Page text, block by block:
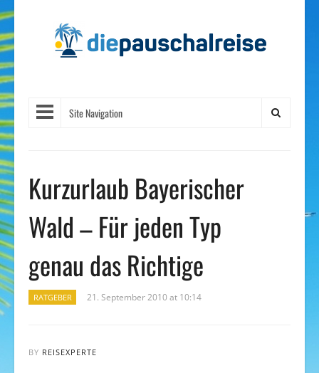
Site Navigation
Kurzurlaub Bayerischer
Wald – Für jeden Typ
genau das Richtige
RATGEBER 21. September 2010 at 10:14
BY REISEXPERTE